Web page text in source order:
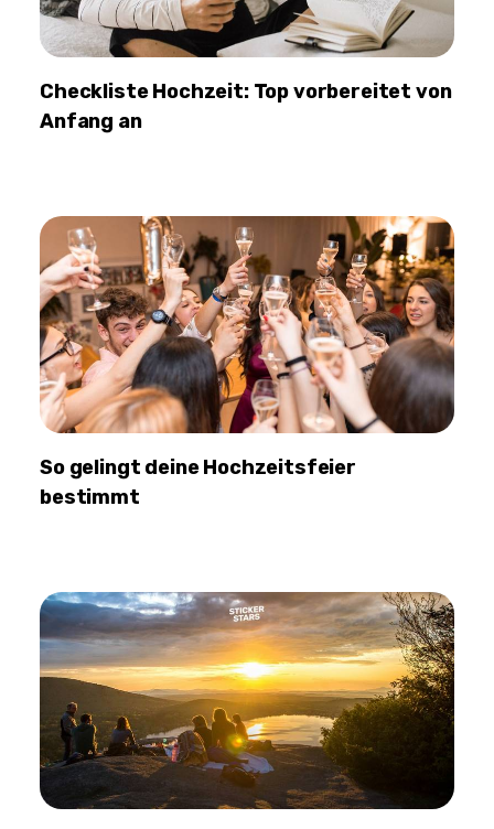
Checkliste Hochzeit: Top vorbereitet von
Anfang an
So gelingt deine Hochzeitsfeier
bestimmt